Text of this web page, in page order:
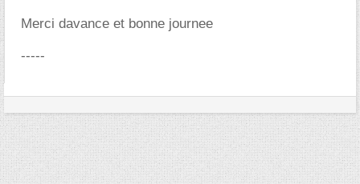
Merci davance et bonne journee
-----